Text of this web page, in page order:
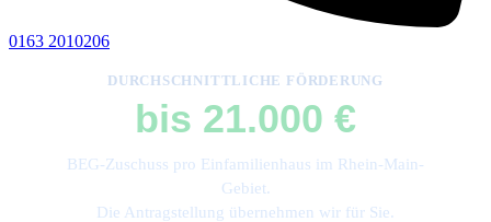
0163 2010206
DURCHSCHNITTLICHE FÖRDERUNG
bis 21.000 €
BEG-Zuschuss pro Einfamilienhaus im Rhein-Main-
Gebiet.
Die Antragstellung übernehmen wir für Sie.